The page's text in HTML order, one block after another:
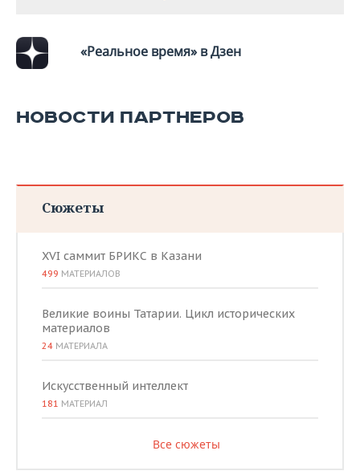
«Реальное время» в Дзен
НОВОСТИ ПАРТНЕРОВ
Сюжеты
XVI саммит БРИКС в Казани
499 МАТЕРИАЛОВ
Великие воины Татарии. Цикл исторических
материалов
24 МАТЕРИАЛА
Искусственный интеллект
181 МАТЕРИАЛ
Все сюжеты